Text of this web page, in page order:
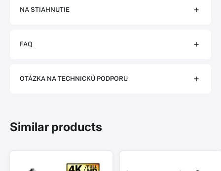
NA STIAHNUTIE
FAQ
OTÁZKA NA TECHNICKÚ PODPORU
Similar products